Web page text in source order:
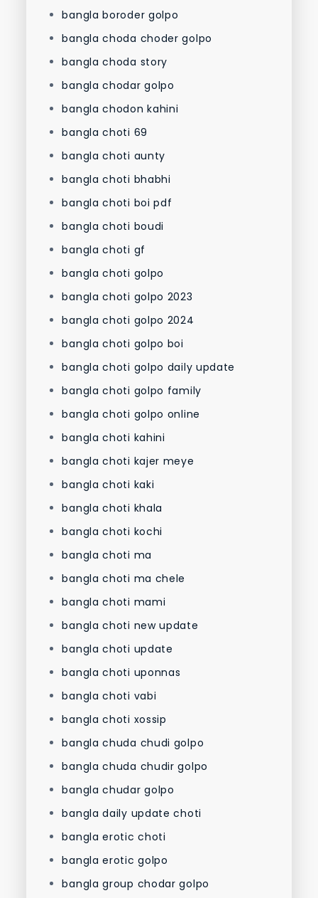
bangla boroder golpo
bangla choda choder golpo
bangla choda story
bangla chodar golpo
bangla chodon kahini
bangla choti 69
bangla choti aunty
bangla choti bhabhi
bangla choti boi pdf
bangla choti boudi
bangla choti gf
bangla choti golpo
bangla choti golpo 2023
bangla choti golpo 2024
bangla choti golpo boi
bangla choti golpo daily update
bangla choti golpo family
bangla choti golpo online
bangla choti kahini
bangla choti kajer meye
bangla choti kaki
bangla choti khala
bangla choti kochi
bangla choti ma
bangla choti ma chele
bangla choti mami
bangla choti new update
bangla choti update
bangla choti uponnas
bangla choti vabi
bangla choti xossip
bangla chuda chudi golpo
bangla chuda chudir golpo
bangla chudar golpo
bangla daily update choti
bangla erotic choti
bangla erotic golpo
bangla group chodar golpo